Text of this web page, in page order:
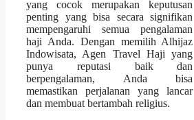
yang cocok merupakan keputusan
penting yang bisa secara signifikan
mempengaruhi semua pengalaman
haji Anda. Dengan memilih Alhijaz
Indowisata, Agen Travel Haji yang
punya reputasi baik dan
berpengalaman, Anda bisa
memastikan perjalanan yang lancar
dan membuat bertambah religius.